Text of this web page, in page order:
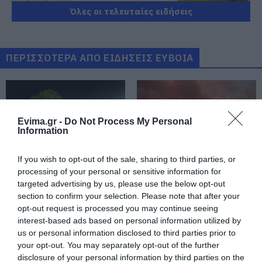
Evima.gr - Do Not Process My Personal
Information
If you wish to opt-out of the sale, sharing to third parties, or
processing of your personal or sensitive information for
targeted advertising by us, please use the below opt-out
section to confirm your selection. Please note that after your
opt-out request is processed you may continue seeing
interest-based ads based on personal information utilized by
us or personal information disclosed to third parties prior to
your opt-out. You may separately opt-out of the further
disclosure of your personal information by third parties on the
διπλάσια σύνταξη τον Αύγουστο
για τις φωτιές
07.08.2026 | 20:00
Μητέρα και γιος οι νεκροί από τη
σύγκρουση αυτοκινήτου με
φορτηγό
07.08.2026 | 19:40
Όλες οι τελευταίες ειδήσεις
ΠΕΡΙΣΣΟΤΕΡΑ ΑΠΟ ΕΙΔΗΣΕΙΣ ΕΥΒΟΙΑ
Μεγάλο πανηγύρι στην
Εύβοια: Πλημμύρισε με
κόσμο η Φαράκλα
(pics&vid)
Εύβοια: Ηχηρό μήνυμα
πέντε χρόνια μετά τη
μεγάλη καταστροφή
του 2021